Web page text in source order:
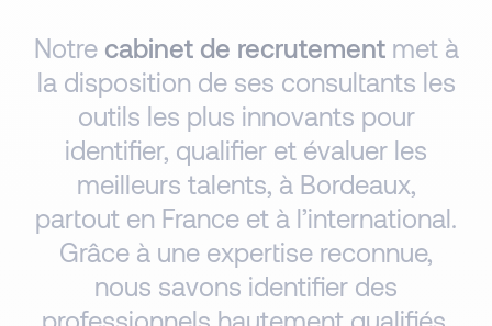
Notre cabinet de recrutementmet à
la disposition de ses consultants les
outils les plus innovants pour
identifier, qualifier et évaluer les
meilleurs talents, à Bordeaux,
partout en France et à l’international.
Grâce à une expertise reconnue,
nous savons identifier des